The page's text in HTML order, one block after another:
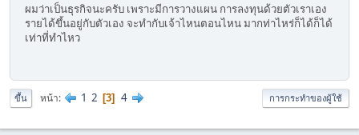
ผมว่าเป็นธุรกิจนะครับ เพราะมีการวางแผน การลงทุนด้วยตัวเราเอง
รายได้ขึ้นอยู่กับตัวเอง จะทำกับเจ้าไหนตอนไหน มากท่าไหร่ก็ได้ก็ได้
เท่าที่ทำไหว
ขึ้น หน้า 1 2 3 4 การกระทำของผู้ใช้